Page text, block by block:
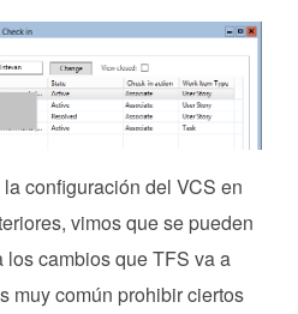
configuración del VCS en
vimos que se pueden
cambios que TFS va a
muy común prohibir ciertos